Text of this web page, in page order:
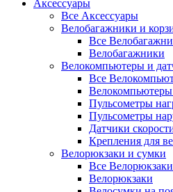
Аксессуары
Все Аксессуары
Велобагажники и
Все
Велобагажники
Велокомпьютеры и
Все
Пульсометры
Пульсометры
Датчики
Крепления для
Велорюкзаки и сумки
Все
Велорюкзаки